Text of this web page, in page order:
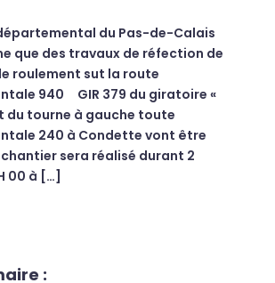
du Pas-de-Calais
que des travaux de réfection de
roulement sut la route
940 GIR 379 du giratoire «
du tourne à gauche toute
240 à Condette vont être
chantier sera réalisé durant 2
00 à […]
: